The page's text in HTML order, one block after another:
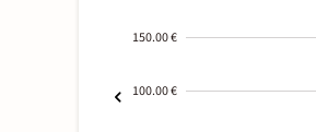
150.00 €
100.00 €